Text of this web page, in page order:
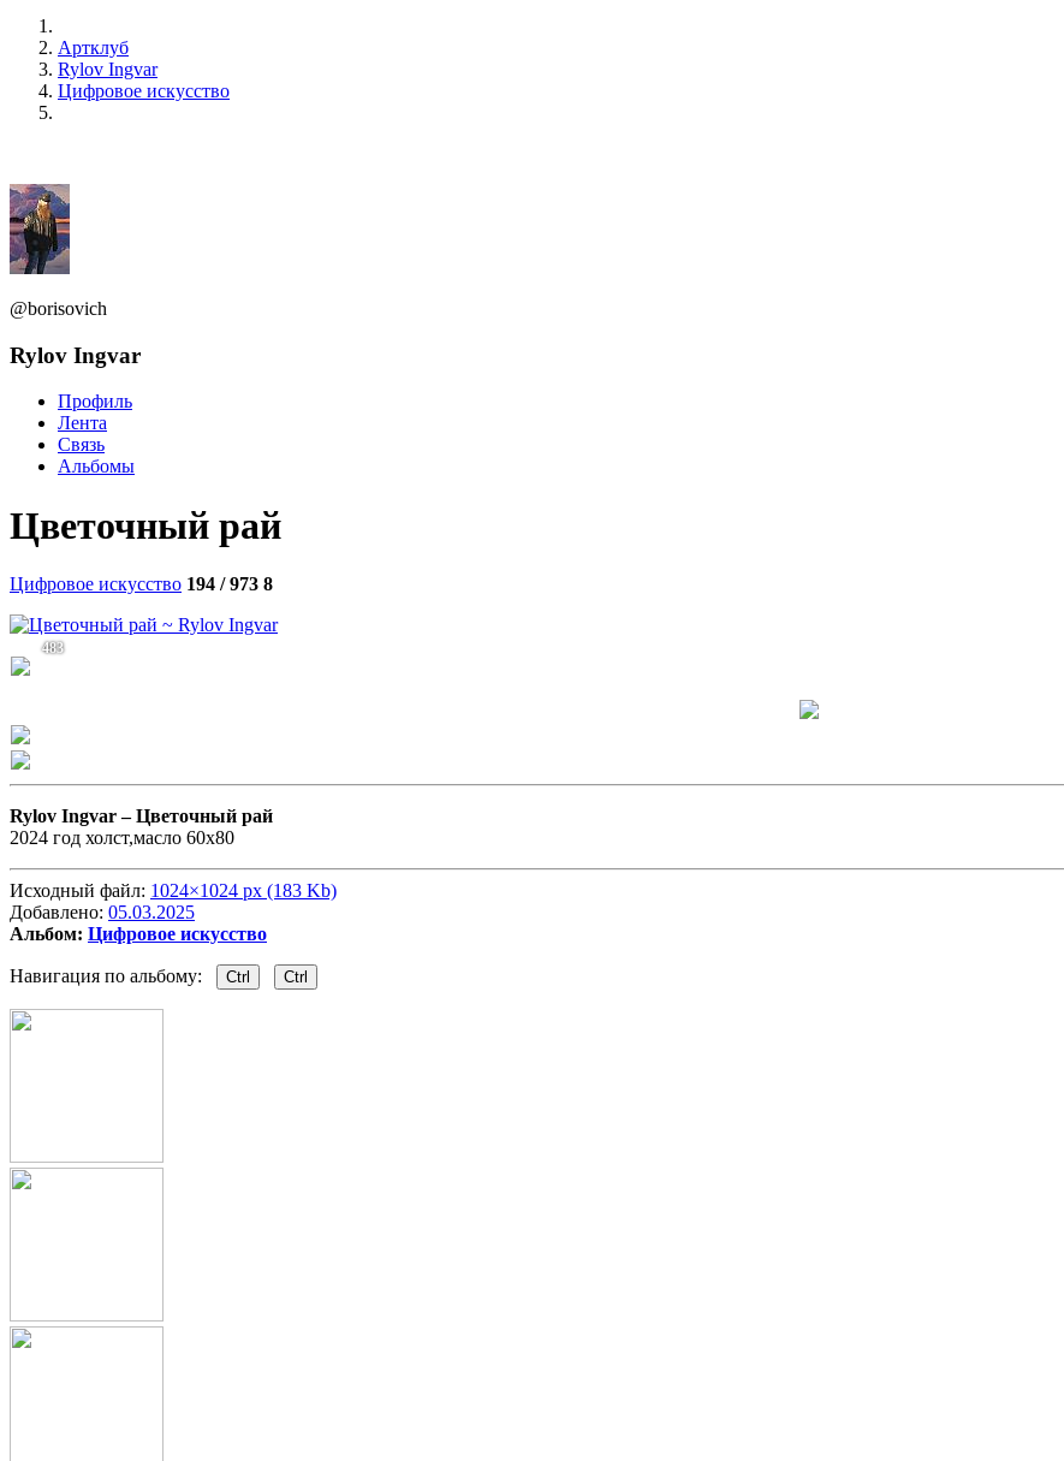
Артклуб
Rylov Ingvar
Цифровое искусство
@borisovich
Rylov Ingvar
Профиль
Лента
Связь
Альбомы
Цветочный рай
Цифровое искусство 194 / 973 8
483
Rylov Ingvar –Цветочный рай
2024 год холст,масло 60х80
Исходный файл: 1024×1024 px (183 Kb)
Добавлено: 05.03.2025
Альбом: Цифровое искусство
Навигация по альбому: Ctrl Ctrl